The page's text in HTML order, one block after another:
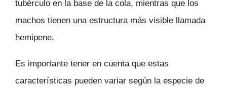
tubérculo en la base de la cola, mientras que los
machos tienen una estructura más visible llamada
hemipene.
Es importante tener en cuenta que estas
características pueden variar según la especie de